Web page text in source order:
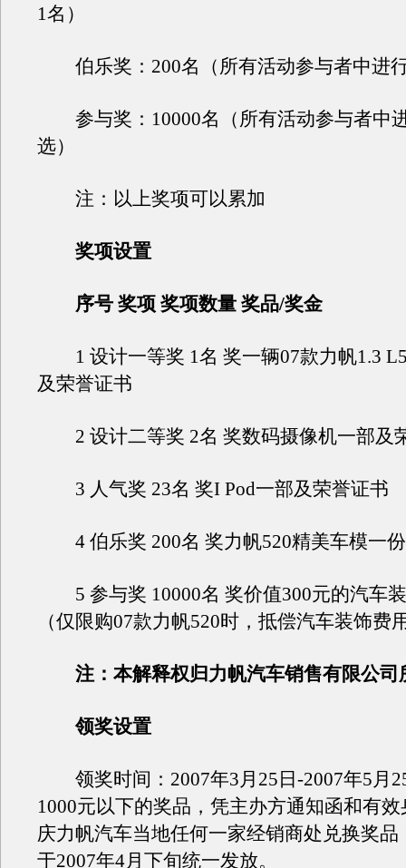
1名）
伯乐奖：200名（所有活动参与者中进
参与奖：10000名（所有活动参与者中
选）
注：以上奖项可以累加
奖项设置
序号 奖项 奖项数量 奖品/奖金
1 设计一等奖 1名 奖一辆07款力帆1.3
及荣誉证书
2 设计二等奖 2名 奖数码摄像机一部及
3 人气奖 23名 奖I Pod一部及荣誉证书
4 伯乐奖 200名 奖力帆520精美车模一
5 参与奖 10000名 奖价值300元的汽车
（仅限购07款力帆520时，抵偿汽车装饰费
注：本解释权归力帆汽车销售有限公司
领奖设置
领奖时间：2007年3月25日-2007年5月
1000元以下的奖品，凭主办方通知函和有
庆力帆汽车当地任何一家经销商处兑换奖品
于2007年4月下旬统一发放。